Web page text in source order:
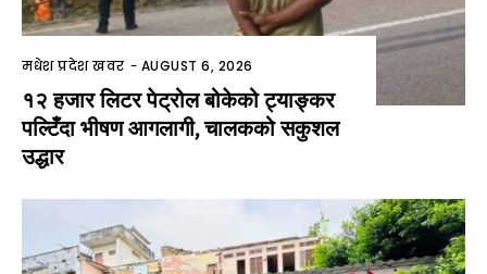
मधेश प्रदेश खवर - AUGUST 6, 2026
१२ हजार लिटर पेट्रोल बोकेको ट्याङ्कर
पल्टिँदा भीषण आगलागी, चालकको सकुशल
उद्धार